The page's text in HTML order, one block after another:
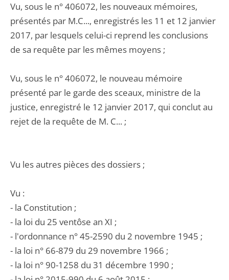
Vu, sous le n° 406072, les nouveaux mémoires,
présentés par M.C..., enregistrés les 11 et 12 janvier
2017, par lesquels celui-ci reprend les conclusions
de sa requête par les mêmes moyens ;
Vu, sous le n° 406072, le nouveau mémoire
présenté par le garde des sceaux, ministre de la
justice, enregistré le 12 janvier 2017, qui conclut au
rejet de la requête de M. C... ;
Vu les autres pièces des dossiers ;
Vu :
- la Constitution ;
- la loi du 25 ventôse an XI ;
- l'ordonnance n° 45-2590 du 2 novembre 1945 ;
- la loi n° 66-879 du 29 novembre 1966 ;
- la loi n° 90-1258 du 31 décembre 1990 ;